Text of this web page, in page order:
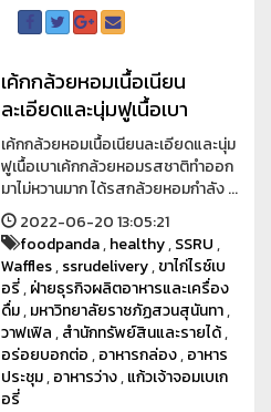
เค้กกล้วยหอมเนื้อเนียน
ละเอียดและนุ่มฟูเนื้อเบา
เค้กกล้วยหอมเนื้อเนียนละเอียดและนุ่ม
ฟูเนื้อเบาเค้กกล้วยหอมรสชาติทำออก
มาไม่หวานมาก ได้รสกล้วยหอมกำลัง ...
2022-06-20 13:05:21
foodpanda,healthy,SSRU,
Waffles,ssrudelivery,ขาไก่ไรซ์เบ
อรี่,ฝ่ายธุรกิจผลิตอาหารและเครื่อง
ดื่ม,มหาวิทยาลัยราชภัฏสวนสุนันทา,
วาฟเฟิล,สำนักทรัพย์สินและรายได้,
อร่อยบอกต่อ,อาหารกล่อง,อาหาร
ประชุม,อาหารว่าง,แก้วเจ้าจอมเบเก
อรี่